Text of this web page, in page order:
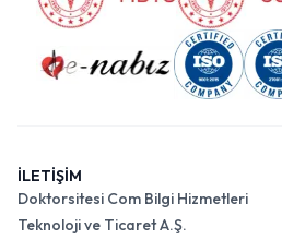
İLETİŞİM
Doktorsitesi Com Bilgi Hizmetleri
Teknoloji ve Ticaret A.Ş.